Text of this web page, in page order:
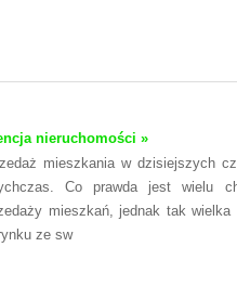
nieruchomości »
mieszkania w dzisiejszych
Co prawda jest wielu
mieszkań, jednak tak
ze sw